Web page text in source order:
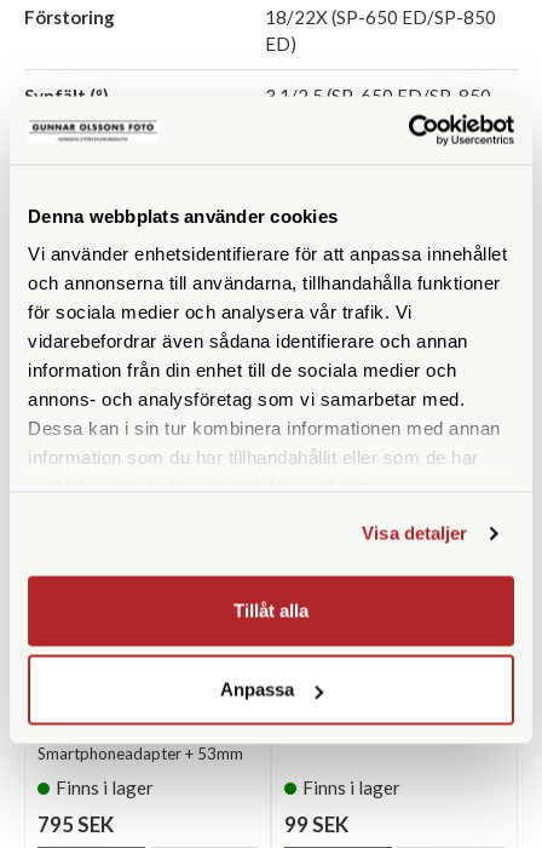
Denna webbplats använder cookies
Vi använder enhetsidentifierare för att anpassa innehållet
och annonserna till användarna, tillhandahålla funktioner
för sociala medier och analysera vår trafik. Vi
vidarebefordrar även sådana identifierare och annan
information från din enhet till de sociala medier och
annons- och analysföretag som vi samarbetar med.
Dessa kan i sin tur kombinera informationen med annan
information som du har tillhandahållit eller som de har
Visa detaljer
Tillåt alla
Anpassa
Förstoring
18/22X (SP-650 ED/SP-850
ED)
Synfält (º)
3,1/2,5 (SP-650 ED/SP-850
Mått (mm)
ANDRA KÖPTE ÄVEN
Olivon USPA
Smartphoneadapter + 53mm
Finns i lager
795 SEK
Leica
Leica Putsduk
Finns i lager
99 SEK